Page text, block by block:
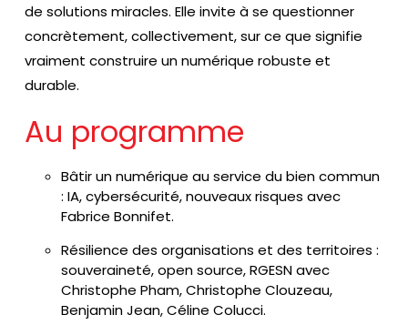
de solutions miracles. Elle invite à se questionner
concrètement, collectivement, sur ce que signifie
vraiment construire un numérique robuste et
durable.
Au programme
Bâtir un numérique au service du bien commun
: IA, cybersécurité, nouveaux risques avec
Fabrice Bonnifet.
Résilience des organisations et des territoires :
souveraineté, open source, RGESN avec
Christophe Pham, Christophe Clouzeau,
Benjamin Jean, Céline Colucci.